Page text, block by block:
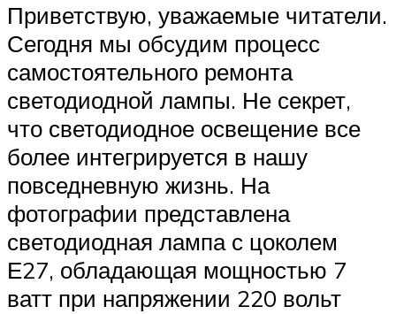
Приветствую, уважаемые читатели.
Сегодня мы обсудим процесс
самостоятельного ремонта
светодиодной лампы. Не секрет,
что светодиодное освещение все
более интегрируется в нашу
повседневную жизнь. На
фотографии представлена
светодиодная лампа с цоколем
Е27, обладающая мощностью 7
ватт при напряжении 220 вольт